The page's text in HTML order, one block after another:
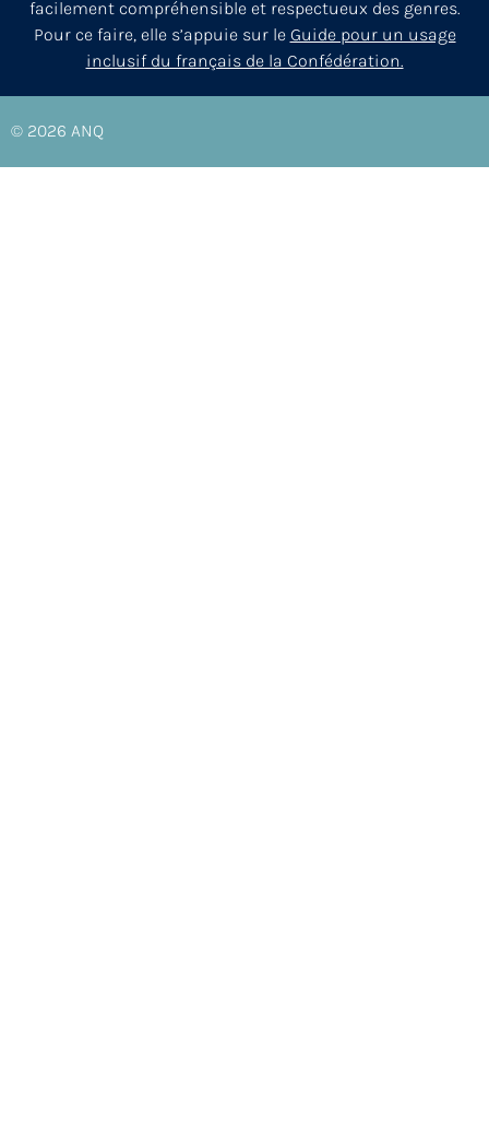
facilement compréhensible et respectueux des genres.
Pour ce faire, elle s’appuie sur le Guide pour un usage
inclusif du français de la Confédération.
© 2026 ANQ